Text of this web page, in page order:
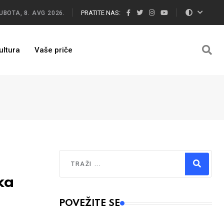
8. AVG 2026. PRATITE NAS:
Vaše priče
Type 2 or more characters for results.
POVEŽITE SE